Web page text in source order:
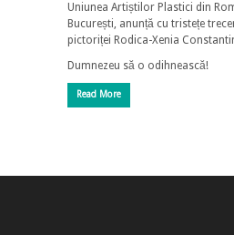
Uniunea Artiștilor Plastici din
București, anunță cu tristețe
pictoriței Rodica-Xenia
Dumnezeu să o odihnească!
Read More